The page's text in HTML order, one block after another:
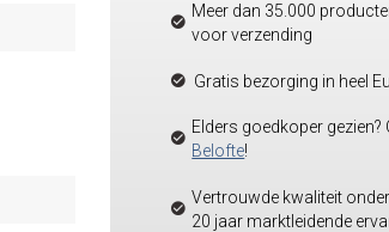
Meer dan 35.000
voor verzending
Gratis bezorging in heel
Elders goedkoper gezien?
Belofte!
Vertrouwde kwaliteit
20 jaar marktleidende